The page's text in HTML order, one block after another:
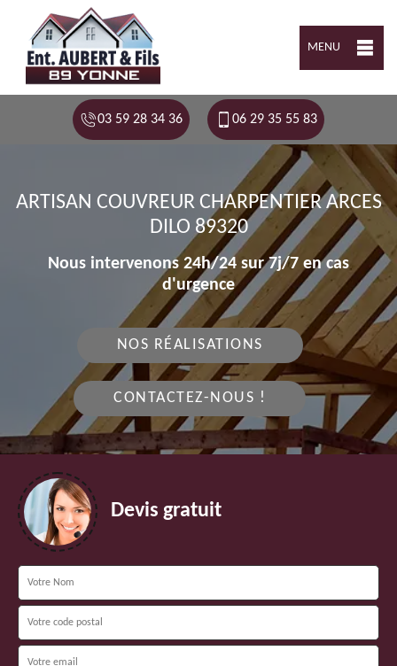
MENU
03 59 28 34 36 06 29 35 55 83
ARTISAN COUVREUR CHARPENTIER ARCES
DILO 89320
Nous intervenons 24h/24 sur 7j/7 en cas
d'urgence
NOS RÉALISATIONS
CONTACTEZ-NOUS !
Devis gratuit